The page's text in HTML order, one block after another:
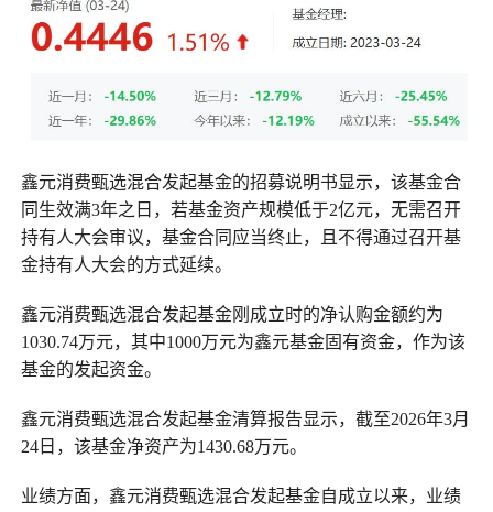
鑫元消费甄选混合发起基金的招募说明书显示，该基金合
同生效满3年之日，若基金资产规模低于2亿元，无需召开
持有人大会审议，基金合同应当终止，且不得通过召开基
金持有人大会的方式延续。
鑫元消费甄选混合发起基金刚成立时的净认购金额约为
1030.74万元，其中1000万元为鑫元基金固有资金，作为该
基金的发起资金。
鑫元消费甄选混合发起基金清算报告显示，截至2026年3月
24日，该基金净资产为1430.68万元。
业绩方面，鑫元消费甄选混合发起基金自成立以来，业绩